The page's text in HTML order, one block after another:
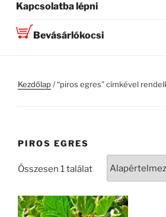
Kapcsolatba lépni
Bevásárlókocsi
Kezdőlap/ “piros egres” címkével
PIROS EGRES
Összesen 1 találat